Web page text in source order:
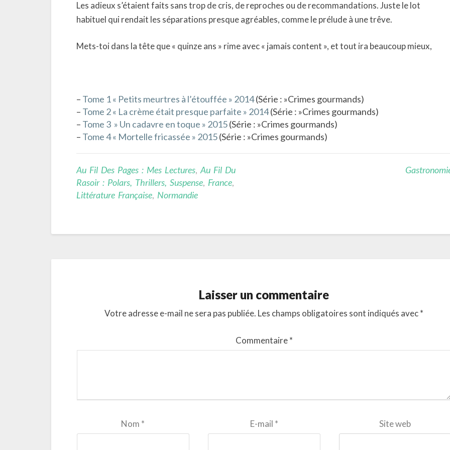
Les adieux s’étaient faits sans trop de cris, de reproches ou de recommandations. Juste le lot
habituel qui rendait les séparations presque agréables, comme le prélude à une trêve.
Mets-toi dans la tête que « quinze ans » rime avec « jamais content », et tout ira beaucoup mieux,
– Tome 1 « Petits meurtres à l’étouffée » 2014(Série : »Crimes gourmands)
– Tome 2 « La crème était presque parfaite » 2014(Série : »Crimes gourmands)
– Tome 3 » Un cadavre en toque » 2015(Série : »Crimes gourmands)
– Tome 4 « Mortelle fricassée » 2015(Série : »Crimes gourmands)
Au Fil Des Pages : Mes Lectures, Au Fil Du
Rasoir : Polars, Thrillers, Suspense, France,
Littérature Française, Normandie
Laisser un commentaire
Votre adresse e-mail ne sera pas publiée. Les champs obligatoires sont indiqués avec*
Commentaire*
Nom * E-mail * Site web